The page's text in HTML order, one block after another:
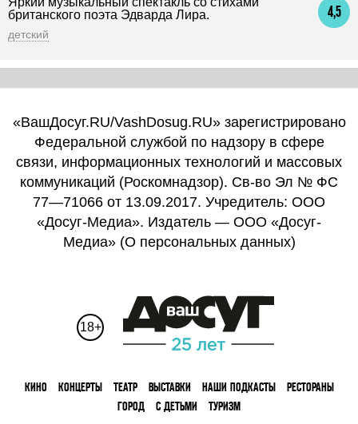
4,5
британского поэта Эдварда Лира.
детский
«ВашДосуг.RU/VashDosug.RU» зарегистрировано
Федеральной службой по надзору в сфере
связи, информационных технологий и массовых
коммуникаций (Роскомнадзор). Св-во Эл № ФС
77—71066 от 13.09.2017. Учредитель: ООО
«Досуг-Медиа». Издатель — ООО «Досуг-
Медиа» (О персональных данных)
18+
КИНО КОНЦЕРТЫ ТЕАТР ВЫСТАВКИ НАШИ ПОДКАСТЫ
РЕСТОРАНЫ
ГОРОД
С ДЕТЬМИ ТУРИЗМ